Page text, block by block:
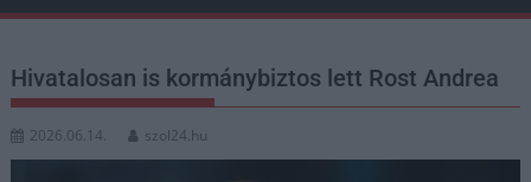
Hivatalosan is kormánybiztos lett Rost Andrea
2026.06.14. szol24.hu